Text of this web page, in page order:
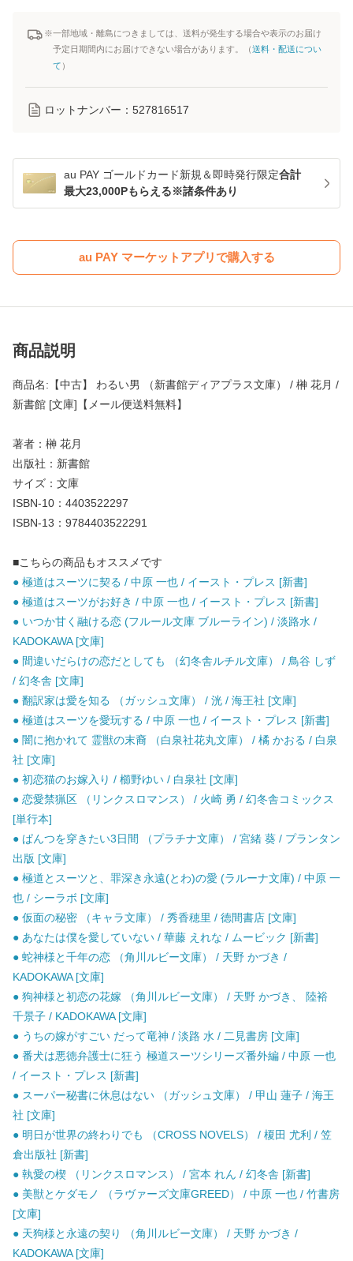
※一部地域・離島につきましては、送料が発生する場合や表示のお届け
予定日期間内にお届けできない場合があります。（送料・配送につい
て ）
ロットナンバー： 527816517
au PAY ゴールドカード新規＆即時発行限定合計
最大23,000Pもらえる※諸条件あり
au PAY マーケットアプリで購入する
商品説明
商品名:【中古】 わるい男 （新書館ディアプラス文庫） / 榊 花月 /
新書館 [文庫]【メール便送料無料】
著者：榊 花月
出版社：新書館
サイズ：文庫
ISBN-10：4403522297
ISBN-13：9784403522291
■こちらの商品もオススメです
● 極道はスーツに契る / 中原 一也 / イースト・プレス [新書]
● 極道はスーツがお好き / 中原 一也 / イースト・プレス [新書]
● いつか甘く融ける恋 (フルール文庫 ブルーライン) / 淡路水 /
KADOKAWA [文庫]
● 間違いだらけの恋だとしても （幻冬舎ルチル文庫） / 鳥谷 しず
/ 幻冬舎 [文庫]
● 翻訳家は愛を知る （ガッシュ文庫） / 洸 / 海王社 [文庫]
● 極道はスーツを愛玩する / 中原 一也 / イースト・プレス [新書]
● 闇に抱かれて 霊獣の末裔 （白泉社花丸文庫） / 橘 かおる / 白泉
社 [文庫]
● 初恋猫のお嫁入り / 櫛野ゆい / 白泉社 [文庫]
● 恋愛禁猟区 （リンクスロマンス） / 火崎 勇 / 幻冬舎コミックス
[単行本]
● ぱんつを穿きたい3日間 （プラチナ文庫） / 宮緒 葵 / プランタン
出版 [文庫]
● 極道とスーツと、罪深き永遠(とわ)の愛 (ラルーナ文庫) / 中原 一
也 / シーラボ [文庫]
● 仮面の秘密 （キャラ文庫） / 秀香穂里 / 徳間書店 [文庫]
● あなたは僕を愛していない / 華藤 えれな / ムービック [新書]
● 蛇神様と千年の恋 （角川ルビー文庫） / 天野 かづき /
KADOKAWA [文庫]
● 狗神様と初恋の花嫁 （角川ルビー文庫） / 天野 かづき、 陸裕
千景子 / KADOKAWA [文庫]
● うちの嫁がすごい だって竜神 / 淡路 水 / 二見書房 [文庫]
● 番犬は悪徳弁護士に狂う 極道スーツシリーズ番外編 / 中原 一也
/ イースト・プレス [新書]
● スーパー秘書に休息はない （ガッシュ文庫） / 甲山 蓮子 / 海王
社 [文庫]
● 明日が世界の終わりでも （CROSS NOVELS） / 榎田 尤利 / 笠
倉出版社 [新書]
● 執愛の楔 （リンクスロマンス） / 宮本 れん / 幻冬舎 [新書]
● 美獣とケダモノ （ラヴァーズ文庫GREED） / 中原 一也 / 竹書房
[文庫]
● 天狗様と永遠の契り （角川ルビー文庫） / 天野 かづき /
KADOKAWA [文庫]